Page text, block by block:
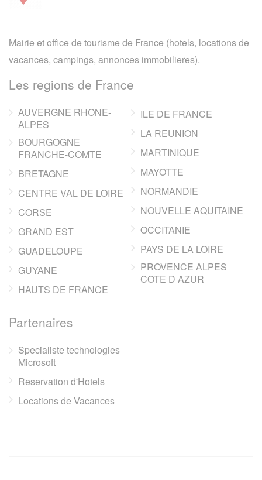
Mairie et office de tourisme de France (hotels, locations de
vacances, campings, annonces immobilieres).
Les regions de France
AUVERGNE RHONE-
ALPES
BOURGOGNE
FRANCHE-COMTE
BRETAGNE
CENTRE VAL DE LOIRE
CORSE
GRAND EST
GUADELOUPE
GUYANE
HAUTS DE FRANCE
ILE DE FRANCE
LA REUNION
MARTINIQUE
MAYOTTE
NORMANDIE
NOUVELLE AQUITAINE
OCCITANIE
PAYS DE LA LOIRE
PROVENCE ALPES
COTE D AZUR
Partenaires
Specialiste technologies
Microsoft
Reservation d'Hotels
Locations de Vacances